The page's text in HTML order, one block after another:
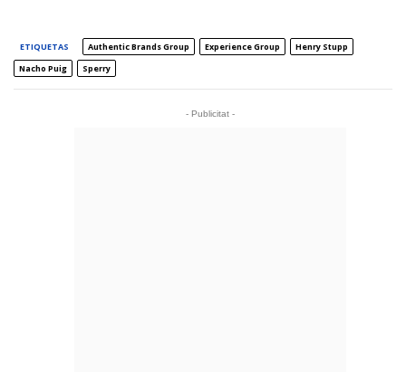
ETIQUETAS Authentic Brands Group Experience Group
Henry Stupp
Nacho Puig
Sperry
- Publicitat -